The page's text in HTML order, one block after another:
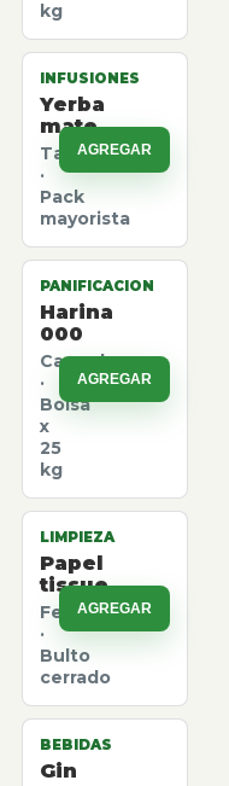
kg
INFUSIONES
Yerba
mate
Taragui
·
Pack
mayorista
AGREGAR
PANIFICACION
Harina
000
Canuelas
·
Bolsa
x
25
kg
AGREGAR
LIMPIEZA
Papel
tissue
Felpita
·
Bulto
cerrado
AGREGAR
BEBIDAS
Gin